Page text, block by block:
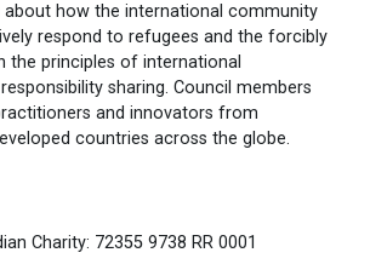
about how the international community
respond to refugees and the forcibly
the principles of international
sharing. Council members
and innovators from
countries across the globe.
Charity: 72355 9738 RR 0001